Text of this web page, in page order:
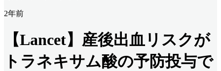
2年前
【Lancet】産後出血リスクが
トラネキサム酸の予防投与で